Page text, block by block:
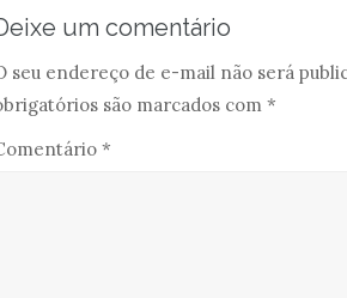
um comentário
seu endereço de e-mail não será
são marcados com *
*